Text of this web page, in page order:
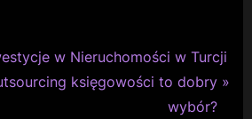
w Nieruchomości w Turcji
księgowości to dobry
wybór?